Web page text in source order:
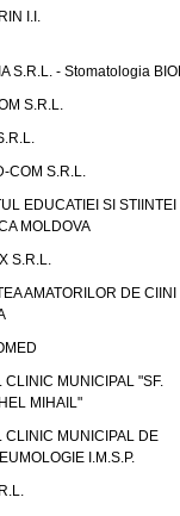
I.I.
S.R.L. - Stomatologia
S.R.L.
COM S.R.L.
EDUCATIEI SI STIINTEI
MOLDOVA
S.R.L.
AMATORILOR DE CIINI
CLINIC MUNICIPAL "SF.
MIHAIL"
CLINIC MUNICIPAL DE
I.M.S.P.